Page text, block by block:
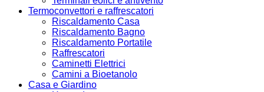
Termoconvettori e raffrescatori
Riscaldamento Casa
Riscaldamento Bagno
Riscaldamento Portatile
Raffrescatori
Caminetti Elettrici
Camini a Bioetanolo
Casa e Giardino